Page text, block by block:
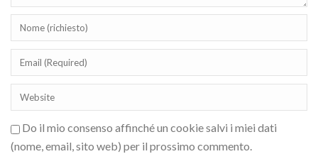
Do il mio consenso affinché un cookie salvi i miei dati
(nome, email, sito web) per il prossimo commento.